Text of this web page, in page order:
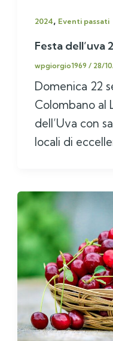
2024, Eventi passati
Festa dell’uva
wpgiorgio1969/ 28/
Domenica 22
Colombano al
dell’Uva con
locali di